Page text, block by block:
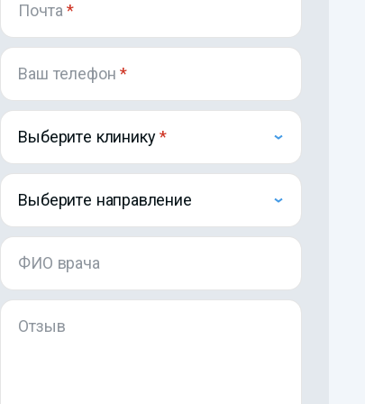
Почта*
Ваш телефон*
Выберите клинику
Выберите направление
ФИО врача
Отзыв